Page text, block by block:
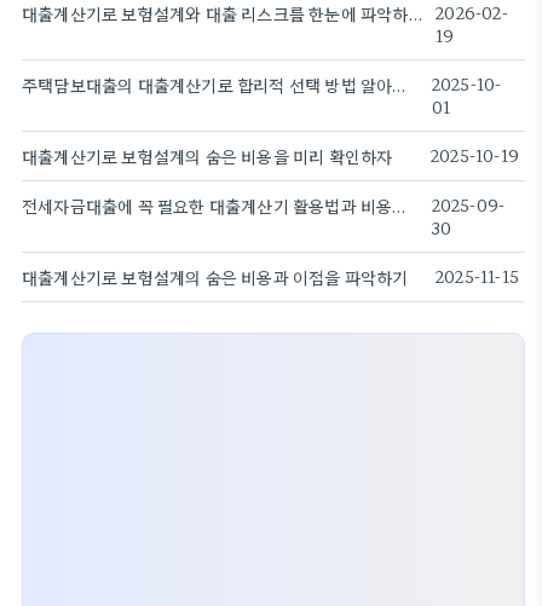
대출계산기로 보험설계와 대출 리스크를 한눈에 파악하는 방법
2026-02-
19
주택담보대출의 대출계산기로 합리적 선택 방법 알아보기
2025-10-
01
대출계산기로 보험설계의 숨은 비용을 미리 확인하자 2025-10-19
전세자금대출에 꼭 필요한 대출계산기 활용법과 비용절감 팁
2025-09-
30
대출계산기로 보험설계의 숨은 비용과 이점을 파악하기 2025-11-15